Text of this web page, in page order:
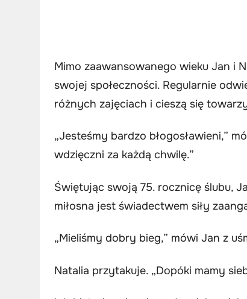
Mimo zaawansowanego wieku Jan i
swojej społeczności. Regularnie
różnych zajęciach i cieszą się
„Jesteśmy bardzo błogosławieni,”
wdzięczni za każdą chwilę.”
Świętując swoją 75. rocznicę ślubu,
miłosna jest świadectwem siły
„Mieliśmy dobry bieg,” mówi Jan z
Natalia przytakuje. „Dopóki mamy